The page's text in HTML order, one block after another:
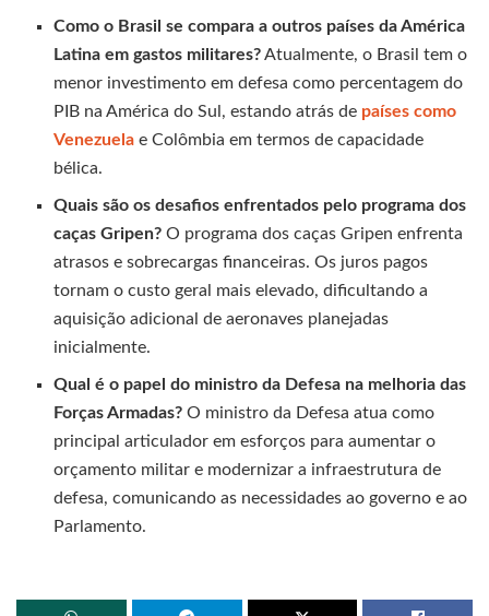
Como o Brasil se compara a outros países da América
Latina em gastos militares?Atualmente, o Brasil tem o
menor investimento em defesa como percentagem do
PIB na América do Sul, estando atrás de países como
Venezuela e Colômbia em termos de capacidade
bélica.
Quais são os desafios enfrentados pelo programa dos
caças Gripen? O programa dos caças Gripen enfrenta
atrasos e sobrecargas financeiras. Os juros pagos
tornam o custo geral mais elevado, dificultando a
aquisição adicional de aeronaves planejadas
inicialmente.
Qual é o papel do ministro da Defesa na melhoria das
Forças Armadas? O ministro da Defesa atua como
principal articulador em esforços para aumentar o
orçamento militar e modernizar a infraestrutura de
defesa, comunicando as necessidades ao governo e ao
Parlamento.